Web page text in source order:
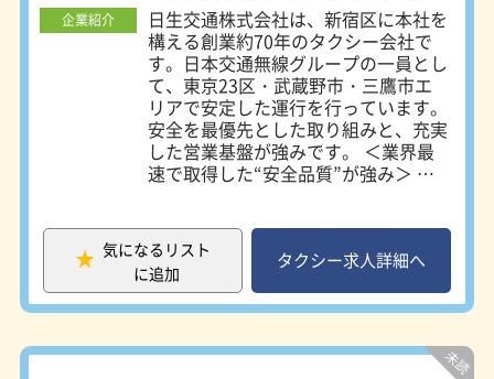
企業紹介
日生交通株式会社は、新宿区に本社を
構える創業約70年のタクシー会社で
す。日本交通無線グループの一員とし
て、東京23区・武蔵野市・三鷹市エ
リアで安定した運行を行っています。
安全を最優先とした取り組みと、充実
した営業基盤が強みです。 ＜業界最
速で取得した“安全品質”が強み＞ 日
格であるISO39001（道路交通安全マ
ネジメントシステム）を、タクシー業
界で最速となる2012年に取得。以降
も継続的に審査・更新を行い、高い安
社工場による定期的な点検整備を実施
気になるリスト
に追加
タクシー求人詳細へ